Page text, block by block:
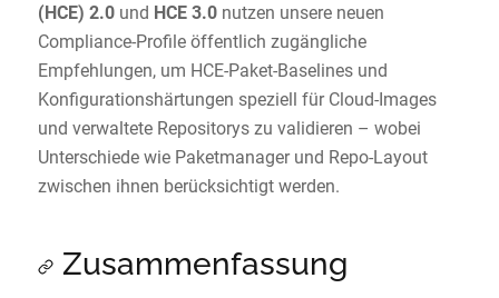
(HCE) 2.0und HCE 3.0 nutzen unsere neuen
Compliance-Profile öffentlich zugängliche
Empfehlungen, um HCE-Paket-Baselines und
Konfigurationshärtungen speziell für Cloud-Images
und verwaltete Repositorys zu validieren – wobei
Unterschiede wie Paketmanager und Repo-Layout
zwischen ihnen berücksichtigt werden.
Zusammenfassung